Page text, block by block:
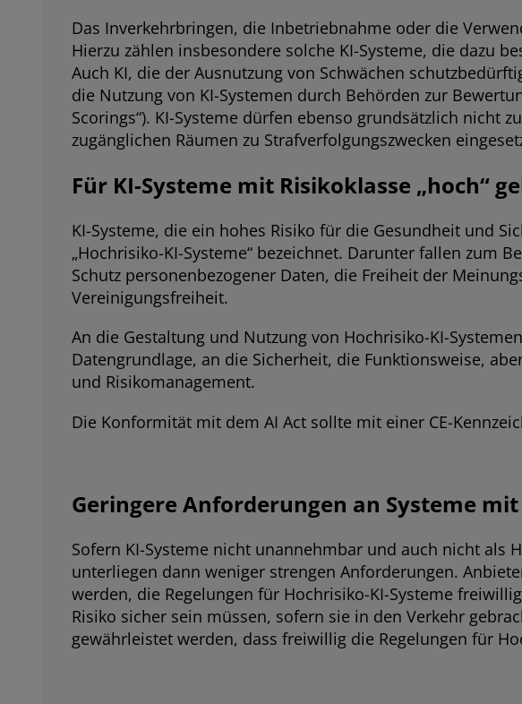
Das Inverkehrbringen, die Inbetriebnahme oder die
Hierzu zählen insbesondere solche KI-Systeme, die dazu
Auch KI, die der Ausnutzung von Schwächen
die Nutzung von KI-Systemen durch Behörden zur
Scorings“). KI-Systeme dürfen ebenso grundsätzlich
zugänglichen Räumen zu Strafverfolgungszwecken
Für KI-Systeme mit Risikoklasse „hoch“
KI-Systeme, die ein hohes Risiko für die Gesundheit und
„Hochrisiko-KI-Systeme“ bezeichnet. Darunter fallen zum
Schutz personenbezogener Daten, die Freiheit der
Vereinigungsfreiheit.
An die Gestaltung und Nutzung von Hochrisiko-KI-
Datengrundlage, an die Sicherheit, die Funktionsweise,
und Risikomanagement.
Die Konformität mit dem AI Act sollte mit einer CE-
Geringere Anforderungen an Systeme
Sofern KI-Systeme nicht unannehmbar und auch nicht als
unterliegen dann weniger strengen Anforderungen.
werden, die Regelungen für Hochrisiko-KI-Systeme
Risiko sicher sein müssen, sofern sie in den Verkehr
gewährleistet werden, dass freiwillig die Regelungen für